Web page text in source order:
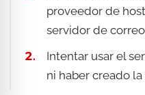
proveedor de
servidor de
Intentar usar el
ni haber creado